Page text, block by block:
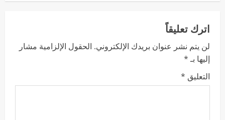
اترك تعليقاً
لن يتم نشر عنوان بريدك الإلكتروني. الحقول الإلزامية مشار
إليها بـ*
التعليق *